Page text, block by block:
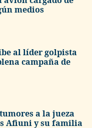
medios
al líder golpista
campaña de
a la jueza
Afiuni y su familia